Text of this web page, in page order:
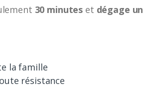
30 minutes et dégage
la famille
résistance